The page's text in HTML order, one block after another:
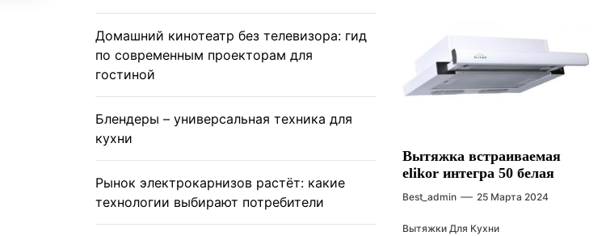
Вытяжка встраиваемая
elikor интегра 50 белая
Best_admin 25 Марта 2024
Вытяжки Для Кухни
Домашний кинотеатр без телевизора: гид
по современным проекторам для
гостиной
Блендеры – универсальная техника для
кухни
Рынок электрокарнизов растёт: какие
технологии выбирают потребители